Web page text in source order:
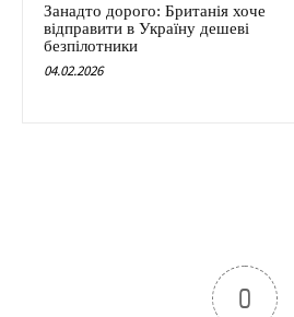
Занадто дорого: Британія хоче
відправити в Україну дешеві
безпілотники
04.02.2026
0